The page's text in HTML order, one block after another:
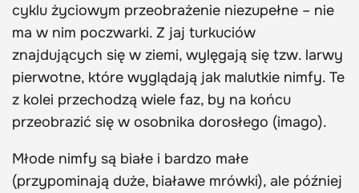
cyklu życiowym przeobrażenie niezupełne – nie
ma w nim poczwarki. Z jaj turkuciów
znajdujących się w ziemi, wylęgają się tzw. larwy
pierwotne, które wyglądają jak malutkie nimfy. Te
z kolei przechodzą wiele faz, by na końcu
przeobrazić się w osobnika dorosłego (imago).
Młode nimfy są białe i bardzo małe
(przypominają duże, białawe mrówki), ale później